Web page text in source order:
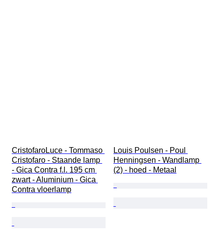
CristofaroLuce - Tommaso
Cristofaro - Staande lamp
- Gica Contra f.l. 195 cm
zwart - Aluminium - Gica
Contra vloerlamp
Louis Poulsen - Poul
Henningsen - Wandlamp
(2) - hoed - Metaal